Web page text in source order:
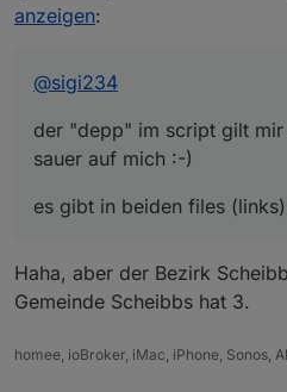
anzeigen:
@sigi234
der "depp" im script gilt
sauer auf mich :-)
es gibt in beiden files
Haha, aber der Bezirk
Gemeinde Scheibbs hat 3.
homee, ioBroker, iMac, iPhone, Sonos,